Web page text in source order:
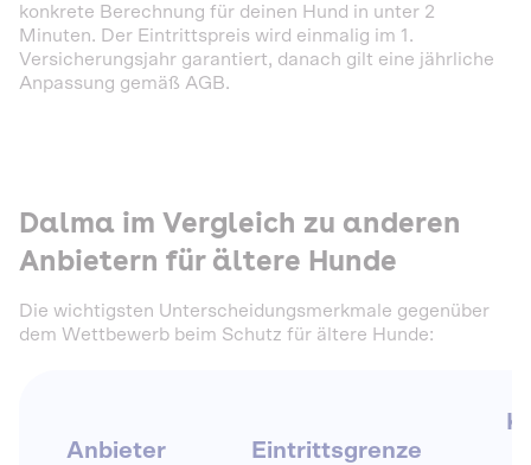
konkrete Berechnung für deinen Hund in unter 2
Minuten. Der Eintrittspreis wird einmalig im 1.
Versicherungsjahr garantiert, danach gilt eine jährliche
Anpassung gemäß AGB.
Dalma im Vergleich zu anderen
Anbietern für ältere Hunde
Die wichtigsten Unterscheidungsmerkmale gegenüber
dem Wettbewerb beim Schutz für ältere Hunde:
Anbieter Eintrittsgrenze